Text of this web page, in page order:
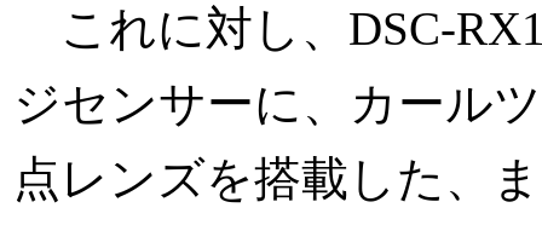
これに対し、DSC-
ジセンサーに、カール
点レンズを搭載した、